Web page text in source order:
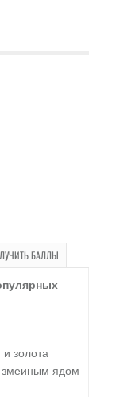
БАЛЛЫ
золота
змеиным ядом